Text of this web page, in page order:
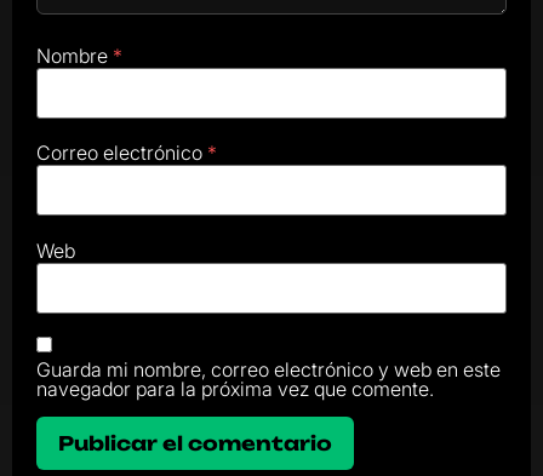
Nombre *
Correo electrónico *
Web
Guarda mi nombre, correo electrónico y web en este
navegador para la próxima vez que comente.